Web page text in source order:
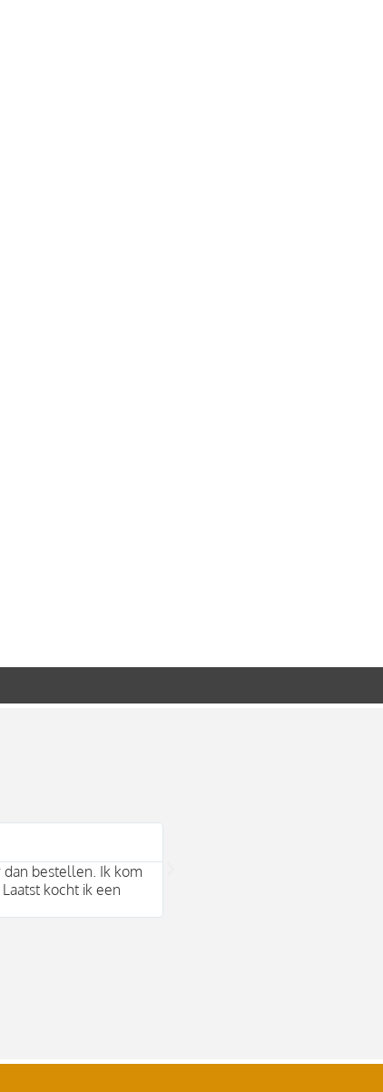
bestellen. Ik kom
kocht ik een